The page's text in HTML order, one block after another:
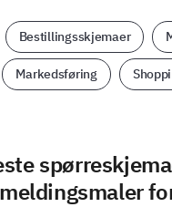
Bestillingsskjemaer
Markedsføring